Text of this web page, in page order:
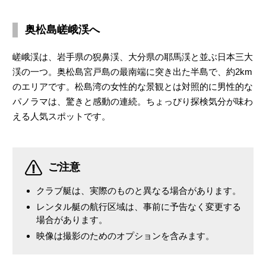
奥松島嵯峨渓へ
嵯峨渓は、岩手県の猊鼻渓、大分県の耶馬渓と並ぶ日本三大
渓の一つ。奥松島宮戸島の最南端に突き出た半島で、約2km
のエリアです。松島湾の女性的な景観とは対照的に男性的な
パノラマは、驚きと感動の連続。ちょっぴり探検気分が味わ
える人気スポットです。
ご注意
クラブ艇は、実際のものと異なる場合があります。
レンタル艇の航行区域は、事前に予告なく変更する
場合があります。
映像は撮影のためのオプションを含みます。